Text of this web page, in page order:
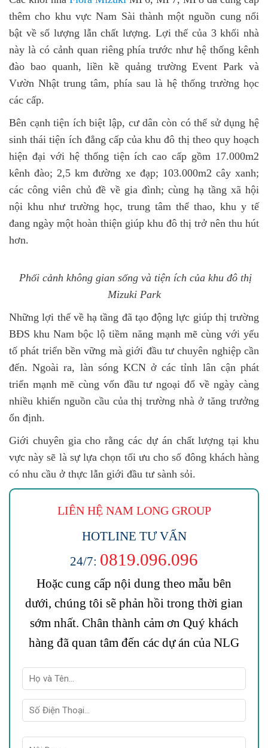
thêm cho khu vực Nam Sài thành một nguồn cung nổi
bật về số lượng lẫn chất lượng. Lợi thế của 3 khối nhà
này là có cảnh quan riêng phía trước như hệ thống kênh
đào bao quanh, liền kề quảng trường Event Park và
Vườn Nhật trung tâm, phía sau là hệ thống trường học
các cấp.
Bên cạnh tiện ích biệt lập, cư dân còn có thể sử dụng hệ
sinh thái tiện ích đẳng cấp của khu đô thị theo quy hoạch
hiện đại với hệ thống tiện ích cao cấp gồm 17.000m2
kênh đào; 2,5 km đường xe đạp; 103.000m2 cây xanh;
các công viên chủ đề về gia đình; cùng hạ tầng xã hội
nội khu như trường học, trung tâm thể thao, khu y tế
đang ngày một hoàn thiện giúp khu đô thị trở nên thu hút
hơn.
Phối cảnh không gian sống và tiện ích của khu đô thị
Mizuki Park
Những lợi thế về hạ tầng đã tạo động lực giúp thị trường
BĐS khu Nam bộc lộ tiềm năng mạnh mẽ cùng với yếu
tố phát triển bền vững mà giới đầu tư chuyên nghiệp cần
đến. Ngoài ra, làn sóng KCN ở các tỉnh lân cận phát
triển mạnh mẽ cùng vốn đầu tư ngoại đổ về ngày càng
nhiều khiến nguồn cầu của thị trường nhà ở tăng trưởng
ổn định.
Giới chuyên gia cho rằng các dự án chất lượng tại khu
vực này sẽ là sự lựa chọn tối ưu cho số đông khách hàng
có nhu cầu ở thực lẫn giới đầu tư sành sỏi.
LIÊN HỆ NAM LONGGROUP
HOTLINE TƯ VẤN
24/7: 0819.096.096
Hoặc cung cấp nội dung theo mẫu bên
dưới, chúng tôi sẽ phản hồi trong thời gian
sớm nhất. Chân thành cảm ơn Quý khách
hàng đã quan tâm đến các dự án của NLG